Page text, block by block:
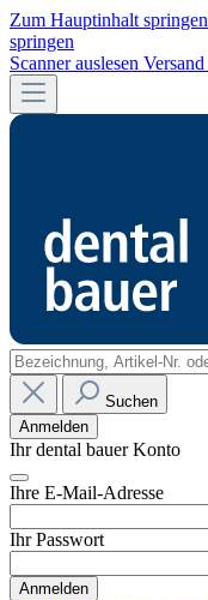
Zum Hauptinhalt springen
springen
Scanner auslesen Versand
Suchen
Anmelden
Ihr dental bauer Konto
Ihre E-Mail-Adresse
Ihr Passwort
Anmelden